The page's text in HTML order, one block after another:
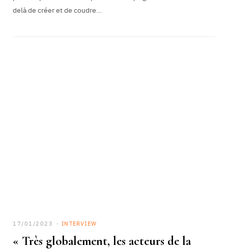
delà de créer et de coudre…
17/01/2023 INTERVIEW
« Très globalement, les acteurs de la